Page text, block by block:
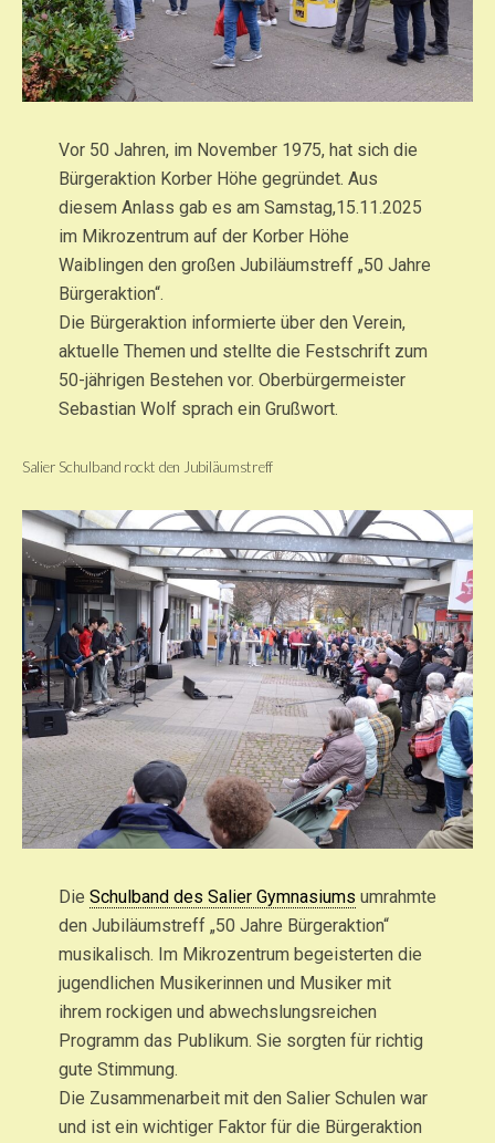
Vor 50 Jahren, im November 1975, hat sich die
Bürgeraktion Korber Höhe gegründet. Aus
diesem Anlass gab es am Samstag,15.11.2025
im Mikrozentrum auf der Korber Höhe
Waiblingen den großen Jubiläumstreff „50 Jahre
Bürgeraktion“.
Die Bürgeraktion informierte über den Verein,
aktuelle Themen und stellte die Festschrift zum
50-jährigen Bestehen vor. Oberbürgermeister
Sebastian Wolf sprach ein Grußwort.
Salier Schulband rockt den Jubiläumstreff
Die Schulband des Salier Gymnasiums umrahmte
den Jubiläumstreff „50 Jahre Bürgeraktion“
musikalisch. Im Mikrozentrum begeisterten die
jugendlichen Musikerinnen und Musiker mit
ihrem rockigen und abwechslungsreichen
Programm das Publikum. Sie sorgten für richtig
gute Stimmung.
Die Zusammenarbeit mit den Salier Schulen war
und ist ein wichtiger Faktor für die Bürgeraktion